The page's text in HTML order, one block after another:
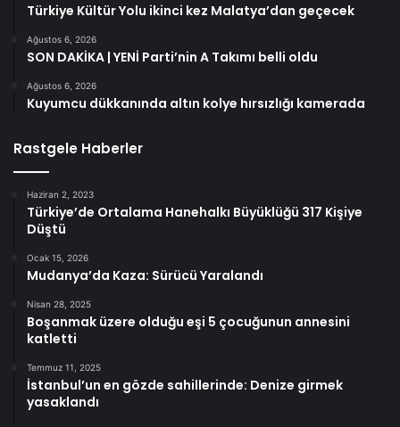
Türkiye Kültür Yolu ikinci kez Malatya’dan geçecek
Ağustos 6, 2026
SON DAKİKA | YENİ Parti’nin A Takımı belli oldu
Ağustos 6, 2026
Kuyumcu dükkanında altın kolye hırsızlığı kamerada
Rastgele Haberler
Haziran 2, 2023
Türkiye’de Ortalama Hanehalkı Büyüklüğü 317 Kişiye
Düştü
Ocak 15, 2026
Mudanya’da Kaza: Sürücü Yaralandı
Nisan 28, 2025
Boşanmak üzere olduğu eşi 5 çocuğunun annesini
katletti
Temmuz 11, 2025
İstanbul’un en gözde sahillerinde: Denize girmek
yasaklandı